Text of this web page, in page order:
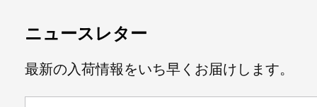
ニュースレター
最新の入荷情報をいち早くお届けします。